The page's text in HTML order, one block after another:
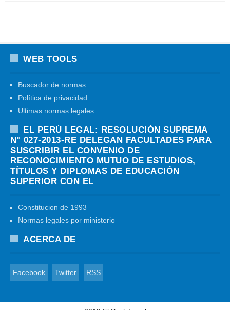
WEB TOOLS
Buscador de normas
Política de privacidad
Ultimas normas legales
EL PERÚ LEGAL: RESOLUCIÓN SUPREMA
N° 027-2013-RE DELEGAN FACULTADES PARA
SUSCRIBIR EL CONVENIO DE
RECONOCIMIENTO MUTUO DE ESTUDIOS,
TÍTULOS Y DIPLOMAS DE EDUCACIÓN
SUPERIOR CON EL
Constitucion de 1993
Normas legales por ministerio
ACERCA DE
Facebook Twitter RSS